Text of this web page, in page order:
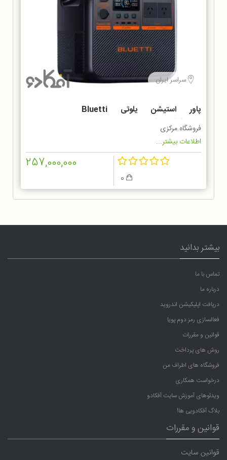
سراسر ایران
پاور استیشن یلوتی Bluetti
Premium 200 V2 2700w
فروشگاه مرکزی
اطلاعات بیشتر...
257,000,000
بیشتر بدانید
تماس با ما
درباره ما
دریافت اپلیکیشن اندروید
فعالسازی رمز دوم پویا
قوانین و مقررات
روش های پرداخت
فروشگاه های اطراف من
درخواست همکاری
ویدئوهای آموزش سایت آفکادو
بلاگ آفکادویی ها!
قوانین و مقررات
قوانین سایت